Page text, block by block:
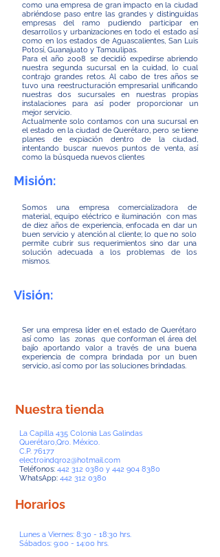
como una empresa de gran impacto en la ciudad
abriéndose paso entre las grandes y distinguidas
empresas del ramo pudiendo participar en
desarrollos y urbanizaciones en todo el estado así
como en los estados de Aguascalientes, San Luis
Potosí, Guanajuato y Tamaulipas.
Para el año 2008 se decidió expedirse abriendo
nuestra segunda sucursal en la cuidad, lo cual
contrajo grandes retos. Al cabo de tres años se
tuvo una reestructuración empresarial unificando
nuestras dos sucursales en nuestras propias
instalaciones para así poder proporcionar un
mejor servicio.
Actualmente solo contamos con una sucursal en
el estado en la ciudad de Querétaro, pero se tiene
planes de expiación dentro de la ciudad,
intentando buscar nuevos puntos de venta, así
como la búsqueda nuevos clientes
Misión:
Somos una empresa comercializadora de
material, equipo eléctrico e iluminación con mas
de diez años de experiencia, enfocada en dar un
buen servicio y atención al cliente; lo que no solo
permite cubrir sus requerimientos sino dar una
solución adecuada a los problemas de los
mismos.
Visión:
Ser una empresa líder en el estado de Querétaro
así como las zonas que conforman el área del
bajío aportando valor a través de una buena
experiencia de compra brindada por un buen
servicio, así como por las soluciones brindadas.
Nuestra tienda
La Capilla 435 Colonia Las Galindas
Querétaro,Qro. México.
C.P. 76177
electroindqro2@hotmail.com
Teléfonos: 442 312 0380 y 442 904 8380
WhatsApp: 442 312 0380
Horarios
Lunes a Viernes: 8:30 - 18:30 hrs.
Sábados: 9:00 - 14:00 hrs.